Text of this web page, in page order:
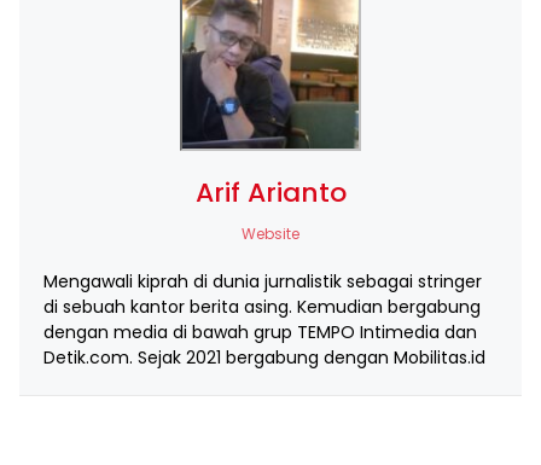
Arif Arianto
Website
Mengawali kiprah di dunia jurnalistik sebagai stringer
di sebuah kantor berita asing. Kemudian bergabung
dengan media di bawah grup TEMPO Intimedia dan
Detik.com. Sejak 2021 bergabung dengan Mobilitas.id